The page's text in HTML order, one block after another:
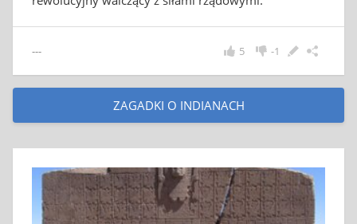
--- -1
5
ZAGADKI O INDIANACH